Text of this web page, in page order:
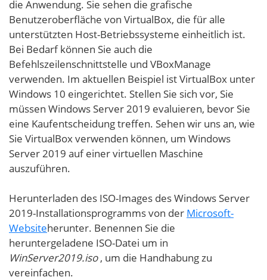
die Anwendung. Sie sehen die grafische
Benutzeroberfläche von VirtualBox, die für alle
unterstützten Host-Betriebssysteme einheitlich ist.
Bei Bedarf können Sie auch die
Befehlszeilenschnittstelle und VBoxManage
verwenden. Im aktuellen Beispiel ist VirtualBox unter
Windows 10 eingerichtet. Stellen Sie sich vor, Sie
müssen Windows Server 2019 evaluieren, bevor Sie
eine Kaufentscheidung treffen. Sehen wir uns an, wie
Sie VirtualBox verwenden können, um Windows
Server 2019 auf einer virtuellen Maschine
auszuführen.
Herunterladen des ISO-Images des Windows Server
2019-Installationsprogramms von der Microsoft-
Websiteherunter. Benennen Sie die
heruntergeladene ISO-Datei um in
WinServer2019.iso, um die Handhabung zu
vereinfachen.